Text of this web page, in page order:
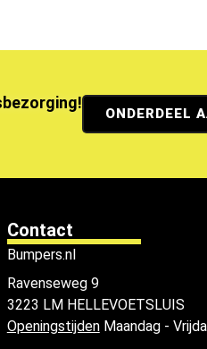
ONDERDEEL
Contact
Bumpers.nl
Ravenseweg 9
3223 LM HELLEVOETSLUIS
OpeningstijdenMaandag -